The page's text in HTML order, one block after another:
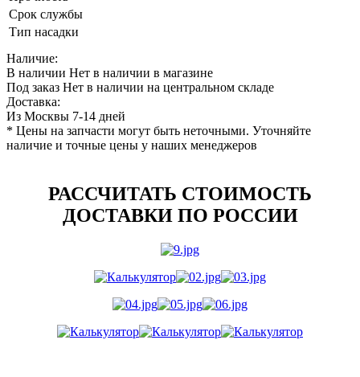
Срок службы
Тип насадки
Наличие:
В наличии Нет в наличии в магазине
Под заказ Нет в наличии на центральном складе
Доставка:
Из Москвы 7-14 дней
* Цены на запчасти могут быть неточными. Уточняйте
наличие и точные цены у наших менеджеров
РАССЧИТАТЬ СТОИМОСТЬ
ДОСТАВКИ ПО РОССИИ